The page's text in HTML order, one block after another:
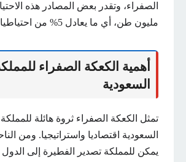
مليون طن، أي ما يعادل 5% من احتياطيات العالم.
أهمية الكعكة الصفراء
السعودية
تمثل الكعكة الصفراء ثروة هائلة للمملكة
السعودية اقتصاديا واستراتيجيا. ومن
يمكن للمملكة تصدير الفطيرة إلى الدول